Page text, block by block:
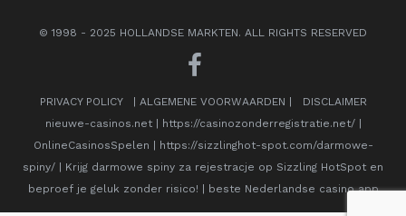
© 1998 - 2025 HOLLANDSE MARKTEN. ALL RIGHTS RESERVED
PRIVACY POLICY ALGEMENE VOORWAARDEN
DISCLAIMER
nieuwe-casinos.net| https://casinozonderregistratie.net/|
OnlineCasinosSpelen
https://sizzlinghot-spot.com/darmowe-
spiny/
Krijg darmowe spiny za rejestracje op Sizzling HotSpot en
beproef je geluk zonder risico!
beste Nederlandse casino app